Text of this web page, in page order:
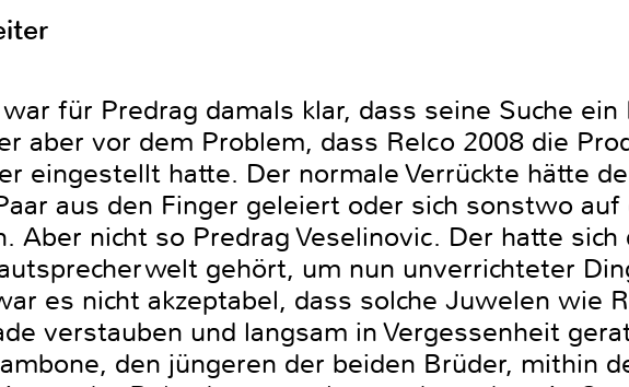
für Predrag damals klar, dass seine Suche
aber vor dem Problem, dass Relco 2008 die
eingestellt hatte. Der normale Verrückte hätte
aus den Finger geleiert oder sich sonstwo
Aber nicht so Predrag Veselinovic. Der hatte sich
gehört, um nun unverrichteter
es nicht akzeptabel, dass solche Juwelen wie
verstauben und langsam in Vergessenheit
den jüngeren der beiden Brüder, mithin